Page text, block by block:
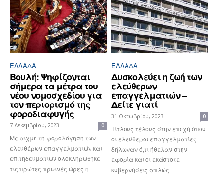
ΕΛΛΆΔΑ
Βουλή: Ψηφίζονται
σήμερα τα μέτρα του
νέου νομοσχεδίου για
τον περιορισμό της
φοροδιαφυγής
7 Δεκεμβρίου, 2023 0
Με αιχμή τη φορολόγηση των
ελευθέρων επαγγελματιών και
επιτηδευματιών ολοκληρώθηκε
τις πρώτες πρωινές ώρες η
ΕΛΛΆΔΑ
Δυσκολεύει η ζωή των
ελεύθερων
επαγγελματιών –
Δείτε γιατί
31 Οκτωβρίου, 2023 0
Τίτλους τέλους στην εποχή όπου
οι ελεύθεροι επαγγελματίες
δήλωναν ό,τι ήθελαν στην
εφορία και οι εκάστοτε
κυβερνήσεις απλώς